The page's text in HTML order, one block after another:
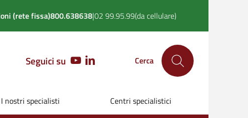
(rete fissa)800.638638|02 99.95.99(da cellulare)
Seguici su YOUTUBELINKEDIN Cerca
I nostri specialisti Centri specialistici